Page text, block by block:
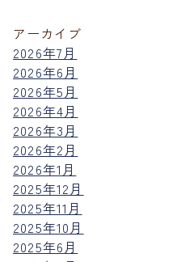
アーカイブ
2026年7月
2026年6月
2026年5月
2026年4月
2026年3月
2026年2月
2026年1月
2025年12月
2025年11月
2025年10月
2025年6月